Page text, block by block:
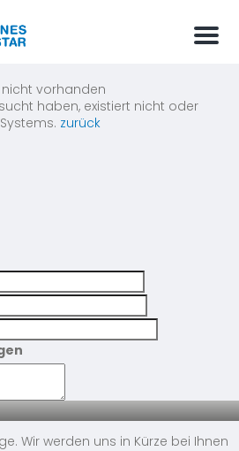
Menu
vorhanden
haben, existiert nicht oder
zurück
Wir werden uns in Kürze bei Ihnen